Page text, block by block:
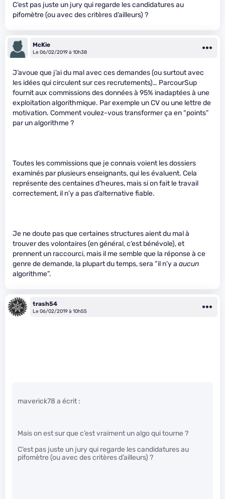
C’est pas juste un jury qui regarde les candidatures au
pifomètre (ou avec des critères d’ailleurs) ?
McKie
Le 06/02/2019 à 10h38
J’avoue que j’ai du mal avec ces demandes (ou surtout avec
les idées qui circulent sur ces recrutements)… ParcourSup
fournit aux commissions des données à 95% inadaptées à une
exploitation algorithmique. Par exemple un CV ou une lettre de
motivation. Comment voulez-vous transformer ça en “points”
par un algorithme ?
Toutes les commissions que je connais voient les dossiers
examinés par plusieurs enseignants, qui les évaluent. Cela
représente des centaines d’heures, mais si on fait le travail
correctement, il n’y a pas d’alternative fiable.
Je ne doute pas que certaines structures aient du mal à
trouver des volontaires (en général, c’est bénévole), et
prennent un raccourci, mais il me semble que la réponse à ce
genre de demande, la plupart du temps, sera “il n’y a aucun
algorithme”.
trash54
Le 06/02/2019 à 10h55
maverick78 a écrit :
Mais on est sur que c’est vraiment un algo qui tourne ?
C’est pas juste un jury qui regarde les candidatures au
pifomètre (ou avec des critères d’ailleurs) ?